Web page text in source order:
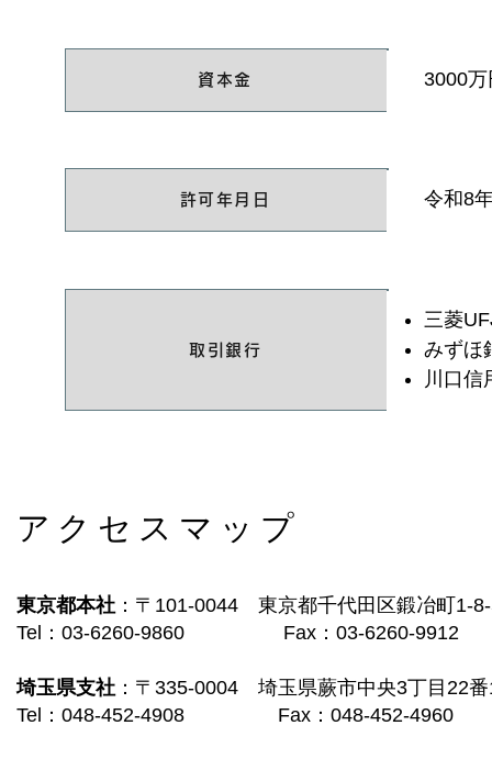
資本金 3000万
許可年月日 令和8
取引銀行
三菱
みずほ
川口信
アクセスマップ
東京都本社 ：〒101-0044
東京都千代田区鍛冶町1-
Tel：03-6260-9860 Fax：03-6260-9912
埼玉県支社 ： 〒335-0004 埼玉県蕨市中央3丁目22
Tel：048-452-4908 Fax：048-452-4960